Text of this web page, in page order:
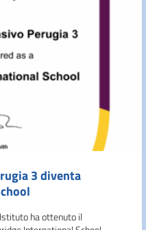
3 diventa
ha ottenuto il